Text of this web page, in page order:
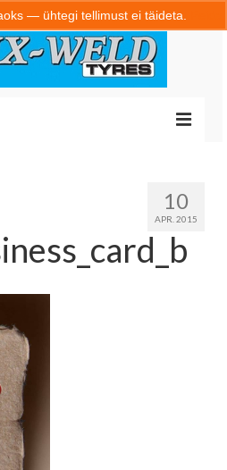
Kontakt
Blog
10
APR. 2015
— ühtegi tellimust ei täideta.